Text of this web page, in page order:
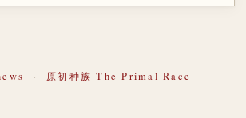
― ― ―
· 原初种族 The Primal Race